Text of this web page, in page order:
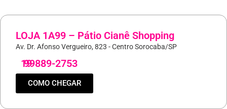
LOJA 1A99 – Pátio Cianê Shopping
Av. Dr. Afonso Vergueiro, 823 - Centro Sorocaba/SP
19
99889-2753
COMO CHEGAR